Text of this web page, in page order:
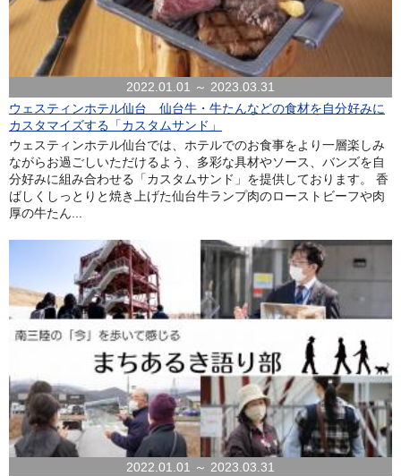
2022.01.01 ～ 2023.03.31
ウェスティンホテル仙台 仙台牛・牛たんなどの食材を自分好みに
カスタマイズする「カスタムサンド」
ウェスティンホテル仙台では、ホテルでのお食事をより一層楽しみ
ながらお過ごしいただけるよう、多彩な具材やソース、バンズを自
分好みに組み合わせる「カスタムサンド」を提供しております。 香
ばしくしっとりと焼き上げた仙台牛ランプ肉のローストビーフや肉
厚の牛たん...
2022.01.01 ～ 2023.03.31